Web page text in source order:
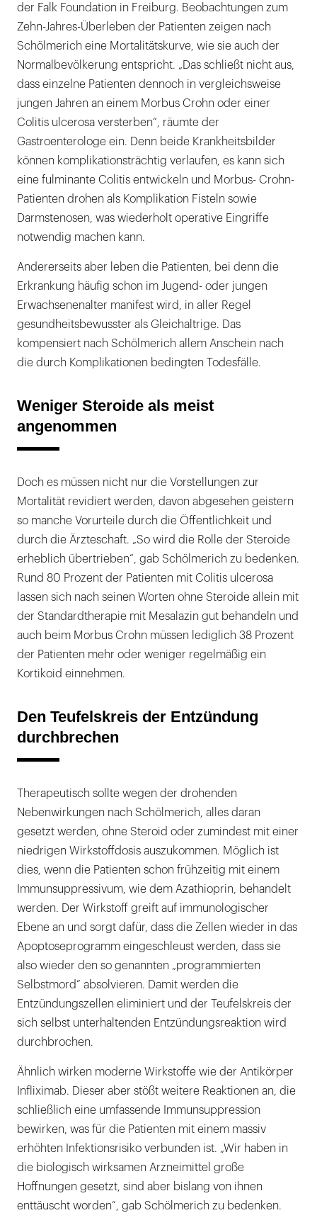
der Falk Foundation in Freiburg. Beobachtungen zum
Zehn-Jahres-Überleben der Patienten zeigen nach
Schölmerich eine Mortalitätskurve, wie sie auch der
Normalbevölkerung entspricht. „Das schließt nicht aus,
dass einzelne Patienten dennoch in vergleichsweise
jungen Jahren an einem Morbus Crohn oder einer
Colitis ulcerosa versterben“, räumte der
Gastroenterologe ein. Denn beide Krankheitsbilder
können komplikationsträchtig verlaufen, es kann sich
eine fulminante Colitis entwickeln und Morbus- Crohn-
Patienten drohen als Komplikation Fisteln sowie
Darmstenosen, was wiederholt operative Eingriffe
notwendig machen kann.
Andererseits aber leben die Patienten, bei denn die
Erkrankung häufig schon im Jugend- oder jungen
Erwachsenenalter manifest wird, in aller Regel
gesundheitsbewusster als Gleichaltrige. Das
kompensiert nach Schölmerich allem Anschein nach
die durch Komplikationen bedingten Todesfälle.
Weniger Steroide als meist
angenommen
Doch es müssen nicht nur die Vorstellungen zur
Mortalität revidiert werden, davon abgesehen geistern
so manche Vorurteile durch die Öffentlichkeit und
durch die Ärzteschaft. „So wird die Rolle der Steroide
erheblich übertrieben“, gab Schölmerich zu bedenken.
Rund 80 Prozent der Patienten mit Colitis ulcerosa
lassen sich nach seinen Worten ohne Steroide allein mit
der Standardtherapie mit Mesalazin gut behandeln und
auch beim Morbus Crohn müssen lediglich 38 Prozent
der Patienten mehr oder weniger regelmäßig ein
Kortikoid einnehmen.
Den Teufelskreis der Entzündung
durchbrechen
Therapeutisch sollte wegen der drohenden
Nebenwirkungen nach Schölmerich, alles daran
gesetzt werden, ohne Steroid oder zumindest mit einer
niedrigen Wirkstoffdosis auszukommen. Möglich ist
dies, wenn die Patienten schon frühzeitig mit einem
Immunsuppressivum, wie dem Azathioprin, behandelt
werden. Der Wirkstoff greift auf immunologischer
Ebene an und sorgt dafür, dass die Zellen wieder in das
Apoptoseprogramm eingeschleust werden, dass sie
also wieder den so genannten „programmierten
Selbstmord“ absolvieren. Damit werden die
Entzündungszellen eliminiert und der Teufelskreis der
sich selbst unterhaltenden Entzündungsreaktion wird
durchbrochen.
Ähnlich wirken moderne Wirkstoffe wie der Antikörper
Infliximab. Dieser aber stößt weitere Reaktionen an, die
schließlich eine umfassende Immunsuppression
bewirken, was für die Patienten mit einem massiv
erhöhten Infektionsrisiko verbunden ist. „Wir haben in
die biologisch wirksamen Arzneimittel große
Hoffnungen gesetzt, sind aber bislang von ihnen
enttäuscht worden“, gab Schölmerich zu bedenken.